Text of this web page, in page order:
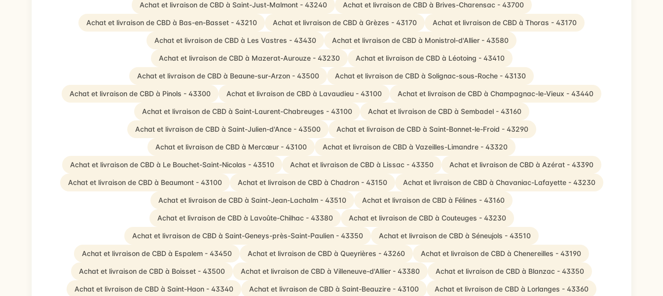
Achat et livraison de CBD à Saint-Just-Malmont - 43240 Achat et livraison de CBD à Brives-Charensac - 43700
Achat et livraison de CBD à Bas-en-Basset - 43210 Achat et livraison de CBD à Grèzes - 43170 Achat et livraison de CBD à Thoras - 43170
Achat et livraison de CBD à Les Vastres - 43430 Achat et livraison de CBD à Monistrol-d'Allier - 43580
Achat et livraison de CBD à Mazerat-Aurouze - 43230 Achat et livraison de CBD à Léotoing - 43410
Achat et livraison de CBD à Beaune-sur-Arzon - 43500 Achat et livraison de CBD à Solignac-sous-Roche - 43130
Achat et livraison de CBD à Pinols - 43300 Achat et livraison de CBD à Lavaudieu - 43100 Achat et livraison de CBD à Champagnac-le-Vieux - 43440
Achat et livraison de CBD à Saint-Laurent-Chabreuges - 43100 Achat et livraison de CBD à Sembadel - 43160
Achat et livraison de CBD à Saint-Julien-d'Ance - 43500 Achat et livraison de CBD à Saint-Bonnet-le-Froid - 43290
Achat et livraison de CBD à Mercœur - 43100 Achat et livraison de CBD à Vazeilles-Limandre - 43320
Achat et livraison de CBD à Le Bouchet-Saint-Nicolas - 43510 Achat et livraison de CBD à Lissac - 43350 Achat et livraison de CBD à Azérat - 43390
Achat et livraison de CBD à Beaumont - 43100 Achat et livraison de CBD à Chadron - 43150 Achat et livraison de CBD à Chavaniac-Lafayette - 43230
Achat et livraison de CBD à Saint-Jean-Lachalm - 43510 Achat et livraison de CBD à Félines - 43160
Achat et livraison de CBD à Lavoûte-Chilhac - 43380 Achat et livraison de CBD à Couteuges - 43230
Achat et livraison de CBD à Saint-Geneys-près-Saint-Paulien - 43350 Achat et livraison de CBD à Séneujols - 43510
Achat et livraison de CBD à Espalem - 43450 Achat et livraison de CBD à Queyrières - 43260 Achat et livraison de CBD à Chenereilles - 43190
Achat et livraison de CBD à Boisset - 43500 Achat et livraison de CBD à Villeneuve-d'Allier - 43380 Achat et livraison de CBD à Blanzac - 43350
Achat et livraison de CBD à Saint-Haon - 43340 Achat et livraison de CBD à Saint-Beauzire - 43100 Achat et livraison de CBD à Lorlanges - 43360